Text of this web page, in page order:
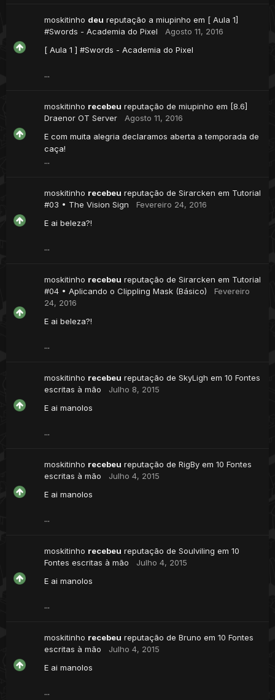
moskitinho deu reputação a miupinho em [ Aula 1]
#Swords - Academia do Pixel
Agosto 11, 2016
[ Aula 1 ] #Swords - Academia do Pixel
...
moskitinho recebeu reputação de miupinho em [8.6]
Draenor OT Server
Agosto 11, 2016
E com muita alegria declaramos aberta a temporada de
caça!
...
moskitinho recebeu reputação de Sirarcken em Tutorial
#03 • The Vision Sign
Fevereiro 24, 2016
E ai beleza?!
...
moskitinho recebeu reputação de Sirarcken em Tutorial
#04 • Aplicando o Clippling Mask (Básico)
Fevereiro
24, 2016
E ai beleza?!
...
moskitinho recebeu reputação de SkyLigh em 10 Fontes
escritas à mão
Julho 8, 2015
E ai manolos
...
moskitinho recebeu reputação de RigBy em 10 Fontes
escritas à mão
Julho 4, 2015
E ai manolos
...
moskitinho recebeu reputação de Soulviling em 10
Fontes escritas à mão
Julho 4, 2015
E ai manolos
...
moskitinho recebeu reputação de Bruno em 10 Fontes
escritas à mão
Julho 4, 2015
E ai manolos
...